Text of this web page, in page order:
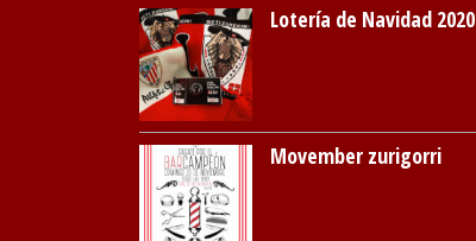
Lotería de Navidad 2020
Movember zurigorri